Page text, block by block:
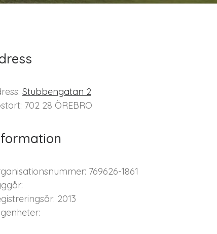
Stubbengatan 2
702 28 ÖREBRO
769626-1861
2013